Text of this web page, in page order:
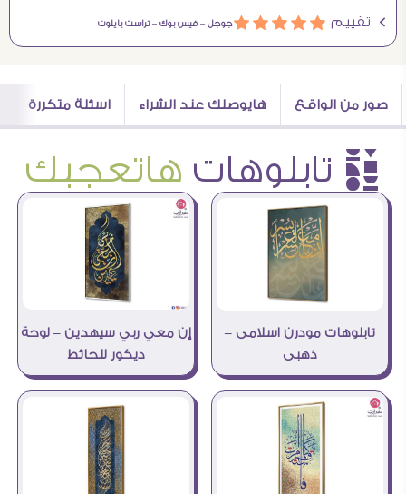
Ö تقييم áááááجوجل –فيس بوك –تراست بايلوت
صور من الواقع هايوصلك عند الشراء اسئلة متكررة
è تابلوهات هاتعجبك
تابلوهات مودرن اسلامى –
ذهبى
إن معي ربي سيهدين – لوحة
ديكور للحائط